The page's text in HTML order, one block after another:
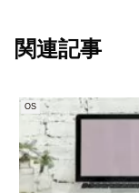
関連記事
OS